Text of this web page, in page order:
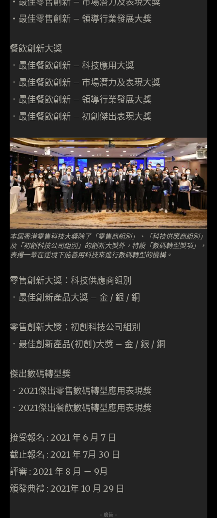
‧最佳零售創新 – 領導行業發展大獎
餐飲創新大獎
．最佳餐飲創新 – 科技應用大獎
．最佳餐飲創新 – 市場潛力及表現大獎
．最佳餐飲創新 – 領導行業發展大獎
．最佳餐飲創新 – 初創傑出表現大獎
本屆香港零售科技大獎除了「零售商組別」、「科技供應商組別」
及「初創科技公司組別」的創新大獎外，特設「數碼轉型獎項」，
表揚一眾在逆境下能善用科技來進行數碼轉型的機構。
零售創新大獎：科技供應商組別
．最佳創新產品大獎 – 金 / 銀 / 銅
零售創新大獎：初創科技公司組別
．最佳創新產品(初創)大獎 – 金 / 銀 / 銅
傑出數碼轉型獎
．2021傑出零售數碼轉型應用表現獎
．2021傑出餐飲數碼轉型應用表現獎
接受報名 : 2021 年 6 月 7 日
截止報名 : 2021 年 7月 30 日
評審 : 2021 年 8 月 － 9月
頒發典禮 : 2021年 10 月 29 日
- 廣告 -